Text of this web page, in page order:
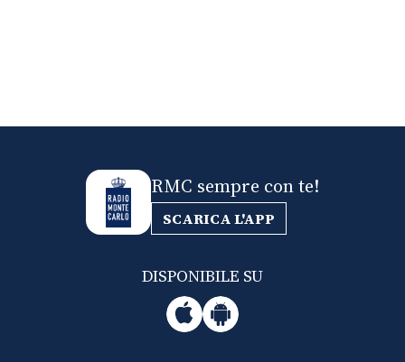
RMC sempre con te!
SCARICA L'APP
DISPONIBILE SU